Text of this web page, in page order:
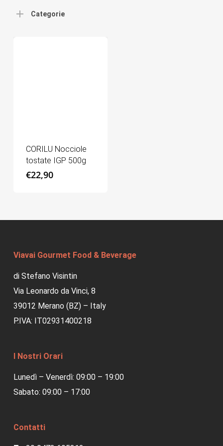
Categorie
CORILU Nocciole
tostate IGP 500g
€22,90
Viavai Gourmet Food & Beverage
di Stefano Visintin
Via Leonardo da Vinci, 8
39012 Merano (BZ) – Italy
P.IVA: IT02931400218
I Nostri Orari
Lunedì – Venerdì: 09:00 – 19:00
Sabato: 09:00 – 17:00
Contatti